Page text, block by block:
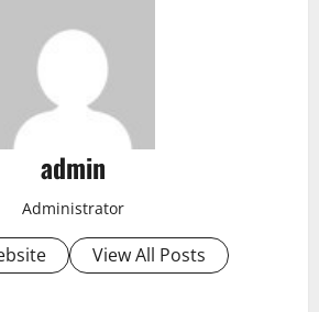
admin
Administrator
View All Posts